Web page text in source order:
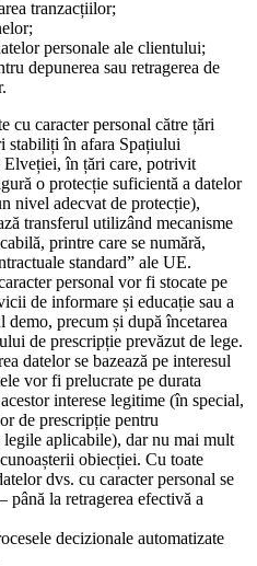
tranzacțiilor;
personale ale clientului;
depunerea sau retragerea de
cu caracter personal către țări
stabiliți în afara Spațiului
Elveției, în țări care, potrivit
o protecție suficientă a datelor
nivel adecvat de protecție),
transferul utilizând mecanisme
printre care se numără,
standard” ale UE.
personal vor fi stocate pe
de informare și educație sau a
precum și după încetarea
de prescripție prevăzut de lege.
datelor se bazează pe interesul
vor fi prelucrate pe durata
interese legitime (în special,
de prescripție pentru
aplicabile), dar nu mai mult
obiecției. Cu toate
dvs. cu caracter personal se
până la retragerea efectivă a
decizionale automatizate